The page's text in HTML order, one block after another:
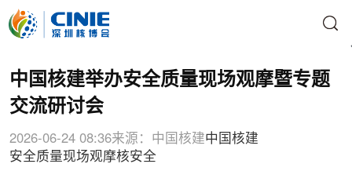
中国核建举办安全质量现场观摩暨专题
交流研讨会
2026-06-24 08:36来源：中国核建中国核建
安全质量现场观摩核安全